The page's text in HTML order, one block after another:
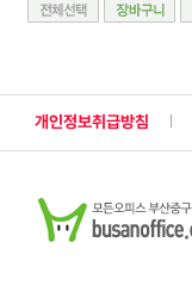
개인정보취급방침